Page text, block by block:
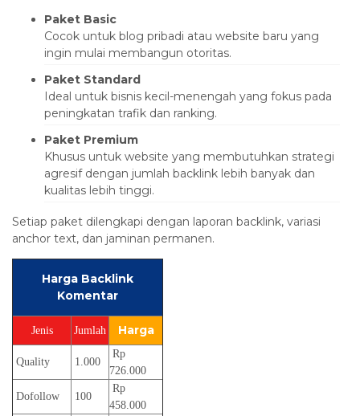
Paket Basic
Cocok untuk blog pribadi atau website baru yang
ingin mulai membangun otoritas.
Paket Standard
Ideal untuk bisnis kecil-menengah yang fokus pada
peningkatan trafik dan ranking.
Paket Premium
Khusus untuk website yang membutuhkan strategi
agresif dengan jumlah backlink lebih banyak dan
kualitas lebih tinggi.
Setiap paket dilengkapi dengan laporan backlink, variasi
anchor text, dan jaminan permanen.
Harga Backlink
Komentar
Jenis Jumlah Harga
Quality 1.000
Rp
726.000
Dofollow 100
Rp
458.000